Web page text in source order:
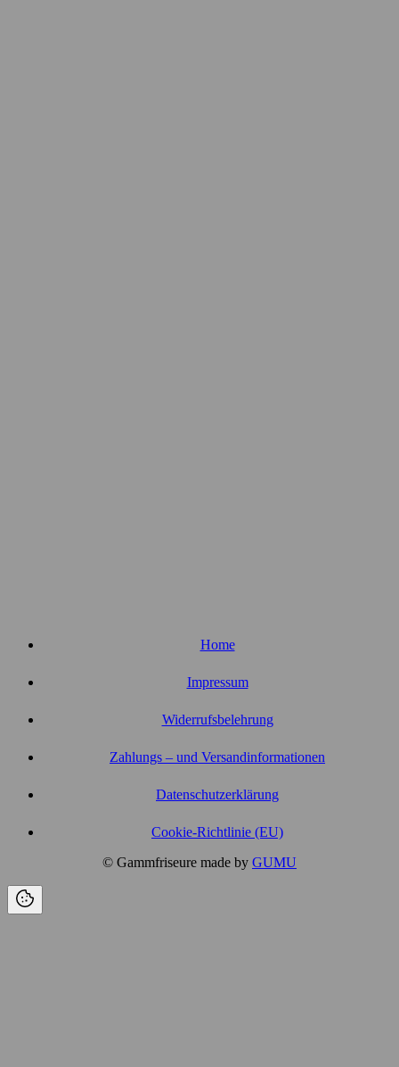
Home
Impressum
Widerrufsbelehrung
Zahlungs – und Versandinformationen
Datenschutzerklärung
Cookie-Richtlinie (EU)
© Gammfriseure made by GUMU